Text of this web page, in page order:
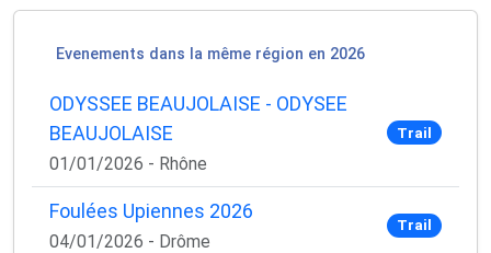
Evenements dans la même région en 2026
ODYSSEE BEAUJOLAISE - ODYSEE
BEAUJOLAISE
01/01/2026 - Rhône
Trail
Foulées Upiennes 2026
04/01/2026 - Drôme
Trail